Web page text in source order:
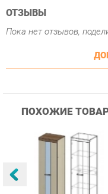
ПОХОЖИЕ
Атлантида-2 Венге-дуб
25 223 ₽